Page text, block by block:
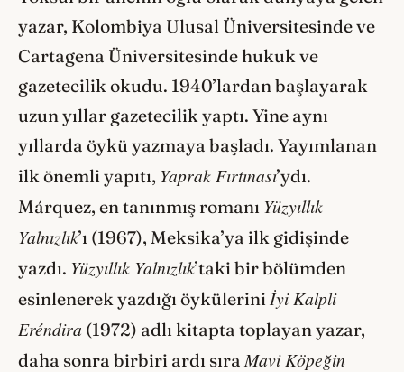
yazar, Kolombiya Ulusal Üniversitesinde ve
Cartagena Üniversitesinde hukuk ve
gazetecilik okudu. 1940’lardan başlayarak
uzun yıllar gazetecilik yaptı. Yine aynı
yıllarda öykü yazmaya başladı. Yayımlanan
ilk önemli yapıtı, Yaprak Fırtınası’ydı.
Márquez, en tanınmış romanı Yüzyıllık
Yalnızlık’ı (1967), Mek­sika’ya ilk gidişinde
yazdı. Yüzyıllık Yalnızlık’taki bir bölümden
esinlenerek yazdığı öykülerini İyi Kalpli
Eréndira (1972) adlı kitapta toplayan yazar,
daha sonra birbiri ardı sıra Mavi Köpeğin